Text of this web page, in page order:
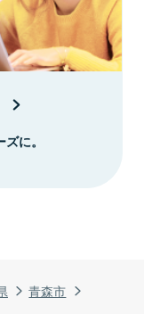
青森市
に。